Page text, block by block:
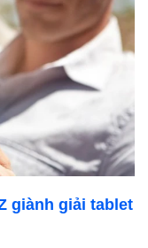
giành giải tablet